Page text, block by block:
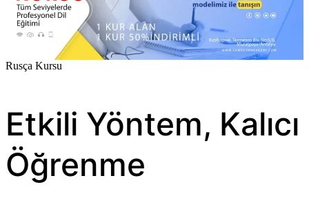
Rusça Kursu
Etkili Yöntem, Kalıcı
Öğrenme